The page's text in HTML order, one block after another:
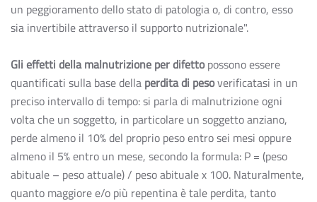
un peggioramento dello stato di patologia o, di contro, esso
sia invertibile attraverso il supporto nutrizionale".
Gli effetti della malnutrizione per difettopossono essere
quantificati sulla base della perdita di pesoverificatasi in un
preciso intervallo di tempo: si parla di malnutrizione ogni
volta che un soggetto, in particolare un soggetto anziano,
perde almeno il 10% del proprio peso entro sei mesi oppure
almeno il 5% entro un mese, secondo la formula: P = (peso
abituale – peso attuale) / peso abituale x 100. Naturalmente,
quanto maggiore e/o più repentina è tale perdita, tanto